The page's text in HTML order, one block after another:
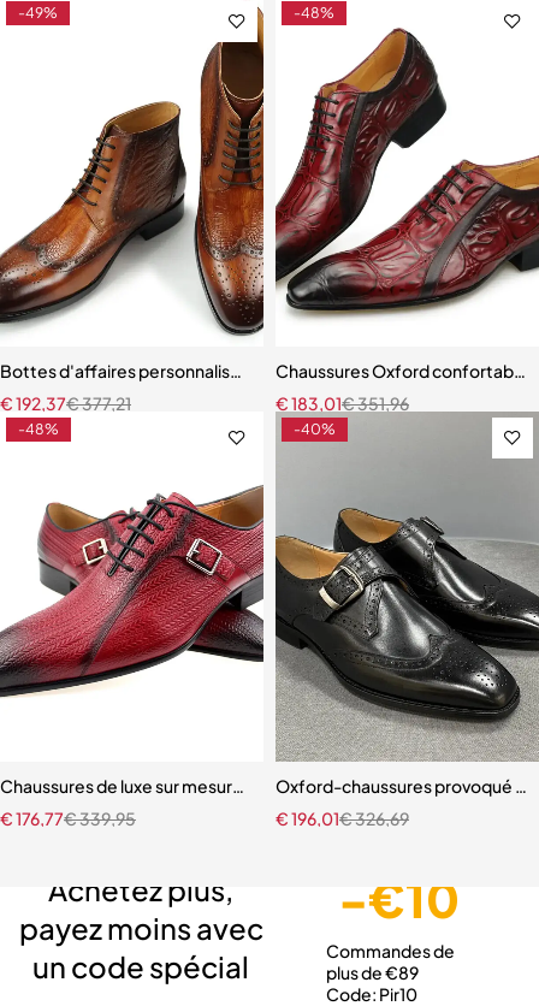
-49%
Bottes d'affaires personnalisées pour hommes Brogue à lacets à la
€377,21
€192,37
-48%
Chaussures Oxford
€351,96
€183,01
-48%
Chaussures de luxe sur mesure pour hommes chaussures brock
€339,95
€176,77
-40%
Oxford-chaussures provoqué en
€326,69
€196,01
Achetez plus,
payez moins avec
un code spécial
-€10
Commandes de
plus de €89
Code: Pir10